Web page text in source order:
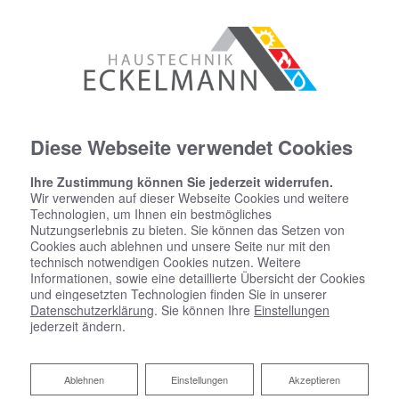
Heizen mit Holz
Eine bessere CO2-Bilanz, auf lange Sicht geringere
Diese Webseite verwendet Cookies
Ihre Zustimmung können Sie jederzeit widerrufen.
Wir verwenden auf dieser Webseite Cookies und weitere
Technologien, um Ihnen ein bestmögliches
Nutzungserlebnis zu bieten. Sie können das Setzen von
Cookies auch ablehnen und unsere Seite nur mit den
technisch notwendigen Cookies nutzen. Weitere
Informationen, sowie eine detaillierte Übersicht der Cookies
und eingesetzten Technologien finden Sie in unserer
Datenschutzerklärung. Sie können Ihre Einstellungen
jederzeit ändern.
Akzeptieren
Einstellungen
Ablehnen
Ablehnen